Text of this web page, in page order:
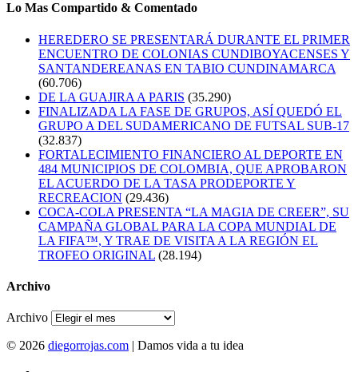
Lo Mas Compartido & Comentado
HEREDERO SE PRESENTARÁ DURANTE EL PRIMER
ENCUENTRO DE COLONIAS CUNDIBOYACENSES Y
SANTANDEREANAS EN TABIO CUNDINAMARCA
(60.706)
DE LA GUAJIRA A PARIS (35.290)
FINALIZADA LA FASE DE GRUPOS, ASÍ QUEDÓ EL
GRUPO A DEL SUDAMERICANO DE FUTSAL SUB-17
(32.837)
FORTALECIMIENTO FINANCIERO AL DEPORTE EN
484 MUNICIPIOS DE COLOMBIA, QUE APROBARON
EL ACUERDO DE LA TASA PRODEPORTE Y
RECREACION (29.436)
COCA-COLA PRESENTA “LA MAGIA DE CREER”, SU
CAMPAÑA GLOBAL PARA LA COPA MUNDIAL DE
LA FIFA™, Y TRAE DE VISITA A LA REGIÓN EL
TROFEO ORIGINAL (28.194)
Archivo
Archivo
© 2026 diegorrojas.com | Damos vida a tu idea